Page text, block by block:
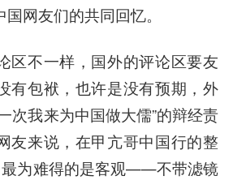
网友们的共同回忆。
区不一样，国外的评论区要友
有包袱，也许是没有预期，外
次我来为中国做大儒”的辩经责
友来说，在甲亢哥中国行的整
最为难得的是客观——不带滤镜